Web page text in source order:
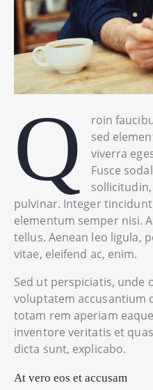
Q
roin
sed
viverra
Fusce
pulvinar. Integer
elementum semper nisi.
tellus. Aenean leo ligula,
vitae, eleifend ac, enim.
Sed ut perspiciatis, unde
voluptatem accusantium
totam rem aperiam
inventore veritatis et
dicta sunt, explicabo.
At vero eos et accusam